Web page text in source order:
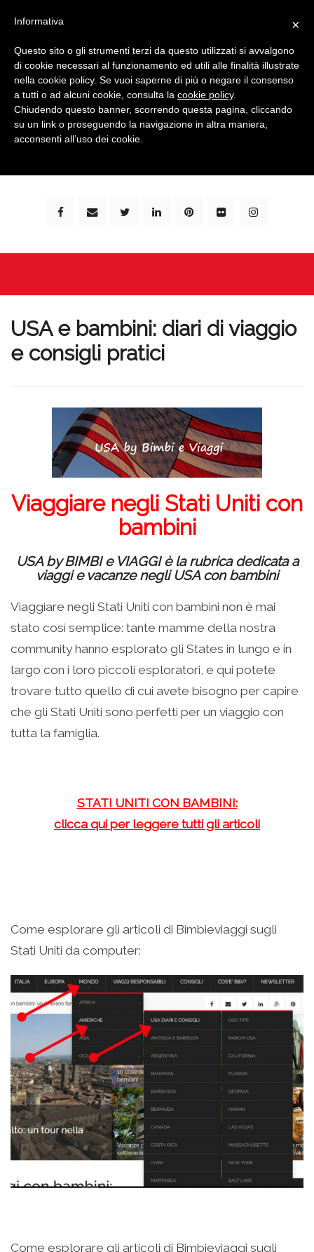
bimbi e viaggi - family travel blog: community #1 in
USA e bambini: diari di viaggio
e consigli pratici
Viaggiare negli Stati Uniti con
bambini
USA by BIMBI e VIAGGI è la rubrica dedicata a
viaggi e vacanze negli USA con bambini
Viaggiare negli Stati Uniti con bambini non è mai
stato così semplice: tante mamme della nostra
community hanno esplorato gli States in lungo e in
largo con i loro piccoli esploratori, e qui potete
trovare tutto quello di cui avete bisogno per capire
che gli Stati Uniti sono perfetti per un viaggio con
tutta la famiglia.
STATI UNITI CON BAMBINI:
clicca qui per leggere tutti gli articoli
Come esplorare gli articoli di Bimbieviaggi sugli
Stati Uniti da computer:
Come esplorare gli articoli di Bimbieviaggi sugli
×
Informativa
Questo sito o gli strumenti terzi da questo utilizzati si avvalgono
di cookie necessari al funzionamento ed utili alle finalità illustrate
nella cookie policy. Se vuoi saperne di più o negare il consenso
a tutti o ad alcuni cookie, consulta la cookie policy.
Chiudendo questo banner, scorrendo questa pagina, cliccando
su un link o proseguendo la navigazione in altra maniera,
acconsenti all’uso dei cookie.